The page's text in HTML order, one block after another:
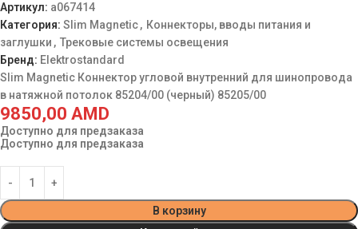
Артикул: a067414
Категория: Slim Magnetic, Коннекторы, вводы питания и
заглушки , Трековые системы освещения
Бренд: Elektrostandard
Slim Magnetic Коннектор угловой внутренний для шинопровода
в натяжной потолок 85204/00 (черный) 85205/00
9850,00 AMD
Доступно для предзаказа
Доступно для предзаказа
В корзину